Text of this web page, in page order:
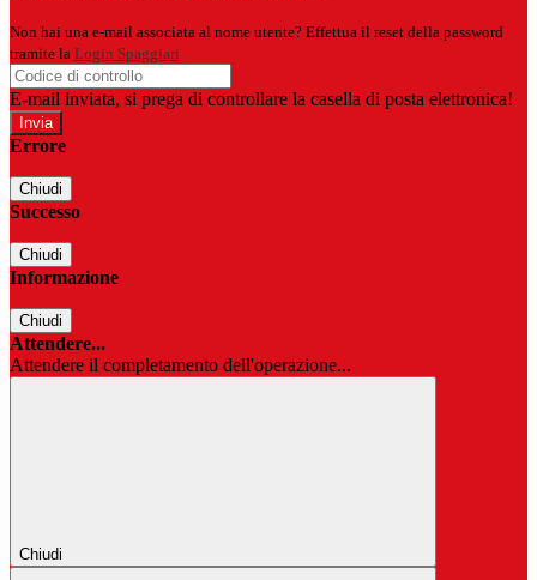
Non hai una e-mail associata al nome utente? Effettua il reset della password
tramite la Login Spaggiari
E-mail inviata, si prega di controllare la casella di posta elettronica!
Errore
Chiudi
Successo
Chiudi
Informazione
Chiudi
Attendere...
Attendere il completamento dell'operazione...
Chiudi